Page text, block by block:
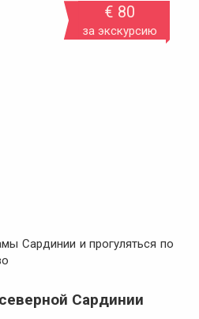
€ 80
за экскурсию
Сардинии и прогуляться по
Сардинии